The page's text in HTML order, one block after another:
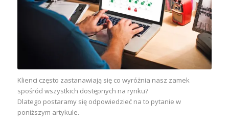
Klienci często zastanawiają się co wyróżnia nasz zamek
spośród wszystkich dostępnych na rynku?
Dlatego postaramy się odpowiedzieć na to pytanie w
poniższym artykule.